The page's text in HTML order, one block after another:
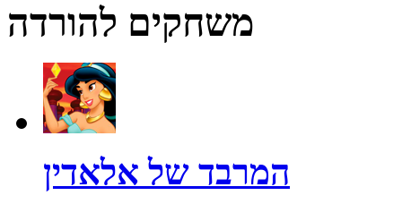
משחקים להורדה
המרבד של אלאדין